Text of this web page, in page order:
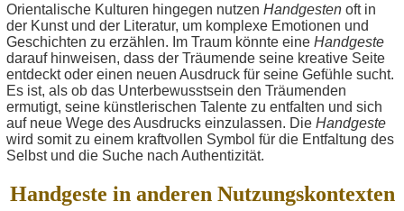
Orientalische Kulturen hingegen nutzen Handgesten oft in
der Kunst und der Literatur, um komplexe Emotionen und
Geschichten zu erzählen. Im Traum könnte eine Handgeste
darauf hinweisen, dass der Träumende seine kreative Seite
entdeckt oder einen neuen Ausdruck für seine Gefühle sucht.
Es ist, als ob das Unterbewusstsein den Träumenden
ermutigt, seine künstlerischen Talente zu entfalten und sich
auf neue Wege des Ausdrucks einzulassen. Die Handgeste
wird somit zu einem kraftvollen Symbol für die Entfaltung des
Selbst und die Suche nach Authentizität.
Handgeste in anderen Nutzungskontexten